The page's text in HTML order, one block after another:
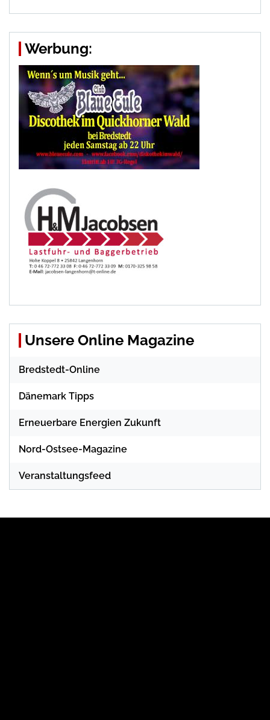
Werbung:
Unsere Online Magazine
Bredstedt-Online
Dänemark Tipps
Erneuerbare Energien Zukunft
Nord-Ostsee-Magazine
Veranstaltungsfeed